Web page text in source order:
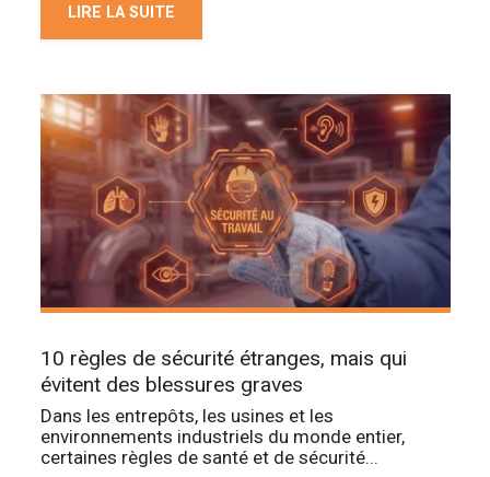
LIRE LA SUITE
10 règles de sécurité étranges, mais qui
évitent des blessures graves
Dans les entrepôts, les usines et les
environnements industriels du monde entier,
certaines règles de santé et de sécurité...